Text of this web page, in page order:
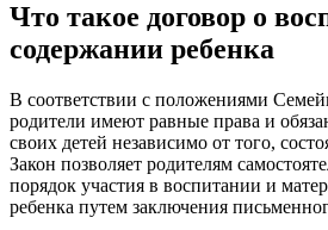
Что такое договор о
содержании ребенка
В соответствии с положениями
родители имеют равные права и
своих детей независимо от того,
Закон позволяет родителям
порядок участия в воспитании и
ребенка путем заключения